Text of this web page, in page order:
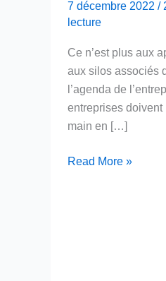
7 décembre 2022 /
lecture
Ce n’est plus aux
aux silos associés
l’agenda de
entreprises doivent
main en […]
Introduction
Read More »